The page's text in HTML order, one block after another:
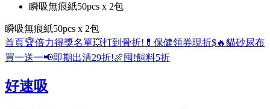
瞬吸無痕紙50pcs x 2包
瞬吸無痕紙50pcs x 2包
首頁🏆倍力得獎名單💥打到骨折! 💊保健領券現折$🔥貓砂尿布
買一送一📢即期出清29折!🍖囤!飼料5折
好速吸